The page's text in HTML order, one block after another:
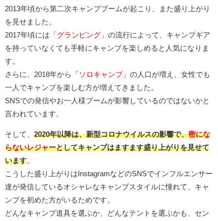
2013年頃から第二次キャンプブームが起こり、また盛り上がり
を見せました。
2017年頃には「 グランピング 」の流行によって、キャンプギア
を持っていなくても手軽にキャンプを楽しめると人気になりま
す。
さらに、2018年から「 ソロキャンプ」の人口が増え、女性でも
一人でキャンプを楽しむ方が増えてきました。
SNSでの発信やお一人様ブームが影響しているのではないかと
言われています。
そして、 2020年以降は、新型コロナウイルスの影響で、密にな
らないレジャーとしてキャンプはますます盛り上がりを見せて
います。
こうした盛り上がりはInstagramなどのSNSでインフルエンサー
達が発信しているオシャレなキャンプスタイルに憧れて、キャ
ンプを初めた方がいるためです。
どんなキャンプ道具を選ぶか、どんなテントを選ぶかも、セン